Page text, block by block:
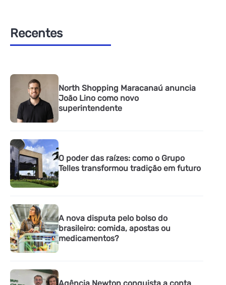
Recentes
North Shopping Maracanaú anuncia
João Lino como novo
superintendente
O poder das raízes: como o Grupo
Telles transformou tradição em futuro
A nova disputa pelo bolso do
brasileiro: comida, apostas ou
medicamentos?